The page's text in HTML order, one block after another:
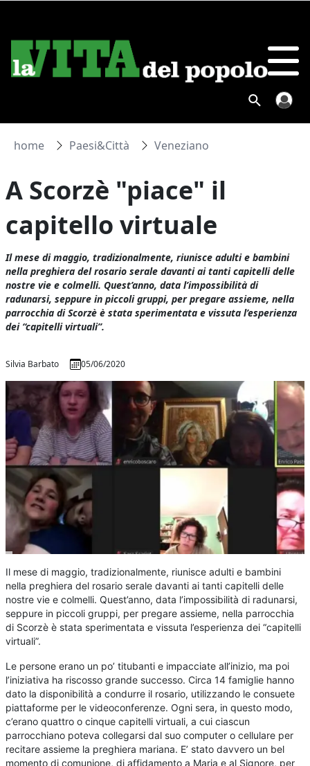
home Paesi&Città Veneziano
A Scorzè "piace" il
capitello virtuale
Il mese di maggio, tradizionalmente, riunisce adulti e bambini
nella preghiera del rosario serale davanti ai tanti capitelli delle
nostre vie e colmelli. Quest’anno, data l’impossibilità di
radunarsi, seppure in piccoli gruppi, per pregare assieme, nella
parrocchia di Scorzè è stata sperimentata e vissuta l’esperienza
dei “capitelli virtuali”.
Silvia Barbato 05/06/2020
Il mese di maggio, tradizionalmente, riunisce adulti e bambini
nella preghiera del rosario serale davanti ai tanti capitelli delle
nostre vie e colmelli. Quest’anno, data l’impossibilità di radunarsi,
seppure in piccoli gruppi, per pregare assieme, nella parrocchia
di Scorzè è stata sperimentata e vissuta l’esperienza dei “capitelli
virtuali”.
Le persone erano un po’ titubanti e impacciate all’inizio, ma poi
l’iniziativa ha riscosso grande successo. Circa 14 famiglie hanno
dato la disponibilità a condurre il rosario, utilizzando le consuete
piattaforme per le videoconferenze. Ogni sera, in questo modo,
c’erano quattro o cinque capitelli virtuali, a cui ciascun
parrocchiano poteva collegarsi dal suo computer o cellulare per
recitare assieme la preghiera mariana. E’ stato davvero un bel
momento di comunione, di affidamento a Maria e al Signore, per